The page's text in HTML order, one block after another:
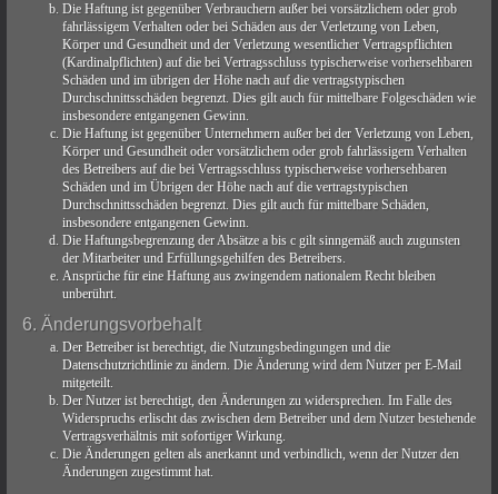
Die Haftung ist gegenüber Verbrauchern außer bei vorsätzlichem oder grob
fahrlässigem Verhalten oder bei Schäden aus der Verletzung von Leben,
Körper und Gesundheit und der Verletzung wesentlicher Vertragspflichten
(Kardinalpflichten) auf die bei Vertragsschluss typischerweise vorhersehbaren
Schäden und im übrigen der Höhe nach auf die vertragstypischen
Durchschnittsschäden begrenzt. Dies gilt auch für mittelbare Folgeschäden wie
insbesondere entgangenen Gewinn.
Die Haftung ist gegenüber Unternehmern außer bei der Verletzung von Leben,
Körper und Gesundheit oder vorsätzlichem oder grob fahrlässigem Verhalten
des Betreibers auf die bei Vertragsschluss typischerweise vorhersehbaren
Schäden und im Übrigen der Höhe nach auf die vertragstypischen
Durchschnittsschäden begrenzt. Dies gilt auch für mittelbare Schäden,
insbesondere entgangenen Gewinn.
Die Haftungsbegrenzung der Absätze a bis c gilt sinngemäß auch zugunsten
der Mitarbeiter und Erfüllungsgehilfen des Betreibers.
Ansprüche für eine Haftung aus zwingendem nationalem Recht bleiben
unberührt.
6. Änderungsvorbehalt
Der Betreiber ist berechtigt, die Nutzungsbedingungen und die
Datenschutzrichtlinie zu ändern. Die Änderung wird dem Nutzer per E-Mail
mitgeteilt.
Der Nutzer ist berechtigt, den Änderungen zu widersprechen. Im Falle des
Widerspruchs erlischt das zwischen dem Betreiber und dem Nutzer bestehende
Vertragsverhältnis mit sofortiger Wirkung.
Die Änderungen gelten als anerkannt und verbindlich, wenn der Nutzer den
Änderungen zugestimmt hat.